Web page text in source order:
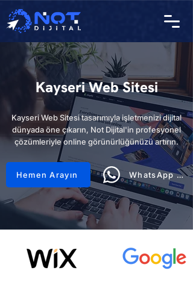
Kayseri Web Sitesi
Kayseri Web Sitesi tasarımıyla işletmenizi dijital
dünyada öne çıkarın, Not Dijital'in profesyonel
çözümleriyle online görünürlüğünüzü artırın.
Hemen Arayın WhatsApp Hattı